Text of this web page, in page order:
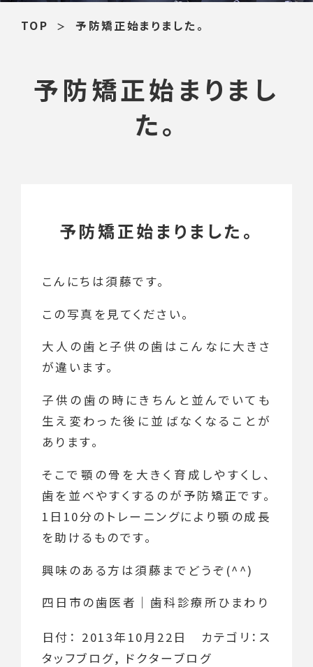
TOP 予防矯正始まりました。
予防矯正始まりまし
た。
予防矯正始まりました。
こんにちは須藤です。
この写真を見てください。
大人の歯と子供の歯はこんなに大きさ
が違います。
子供の歯の時にきちんと並んでいても
生え変わった後に並ばなくなることが
あります。
そこで顎の骨を大きく育成しやすくし、
歯を並べやすくするのが予防矯正です。
1日10分のトレーニングにより顎の成長
を助けるものです。
興味のある方は須藤までどうぞ(^^)
四日市の歯医者｜歯科診療所ひまわり
日付： 2013年10月22日 カテゴリ： ス
タッフブログ, ドクターブログ